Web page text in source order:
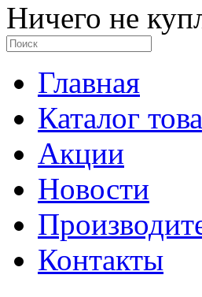
Ничего не
Главная
Каталог
Акции
Новости
Контакты